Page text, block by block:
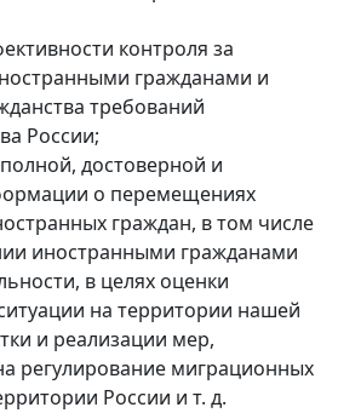
контроля за
гражданами и
требований
России;
достоверной и
о перемещениях
граждан, в том числе
иностранными гражданами
в целях оценки
на территории нашей
и реализации мер,
регулирование миграционных
России и т. д.